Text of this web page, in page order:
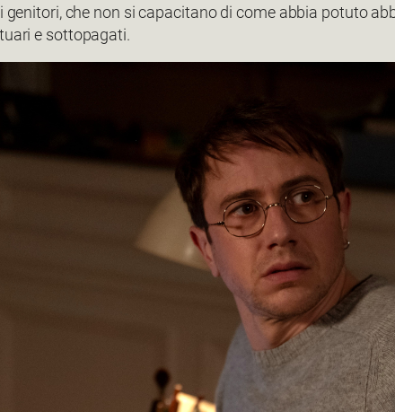
che non si capacitano di come abbia potuto
e sottopagati.